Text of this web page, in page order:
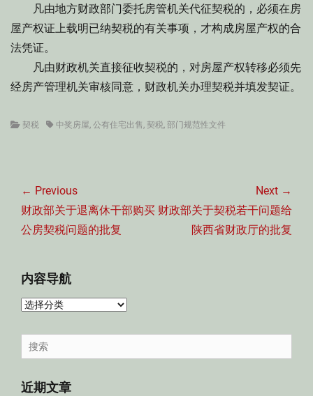
凡由地方财政部门委托房管机关代征契税的，必须在房
屋产权证上载明已纳契税的有关事项，才构成房屋产权的合
法凭证。
凡由财政机关直接征收契税的，对房屋产权转移必须先
经房产管理机关审核同意，财政机关办理契税并填发契证。
Categories
契税 Tags中奖房屋, 公有住宅出售 , 契税, 部门规范性文件
章
导
航
← Previous
Previous
post:
财政部关于退离休干部购买
公房契税问题的批复
Next →
Next
财政部关于契税若干问题给
陕西省财政厅的批复
内容导航
内
导
航
Search
for:
近期文章